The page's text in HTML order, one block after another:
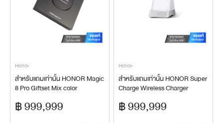
Honor
สำหรับแถมเท่านั้น HONOR Magic
8 Pro Giftset Mix color
฿ 999,999
Honor
สำหรับแถมเท่านั้น HONOR Super
Charge Wireless Charger
฿ 999,999